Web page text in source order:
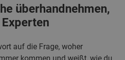
überhandnehmen,
auf die Frage, woher